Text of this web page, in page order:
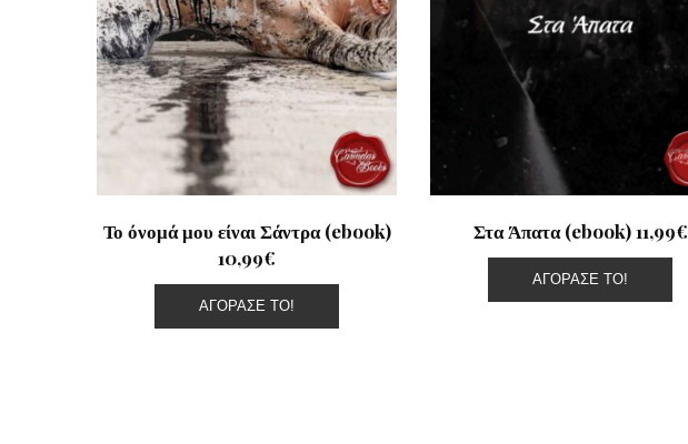
Το όνομά μου είναι Σάντρα (ebook)
10,99€
ΑΓΌΡΑΣΕ ΤΟ!
Στα Άπατα (ebook) 11,99€
ΑΓΌΡΑΣΕ ΤΟ!